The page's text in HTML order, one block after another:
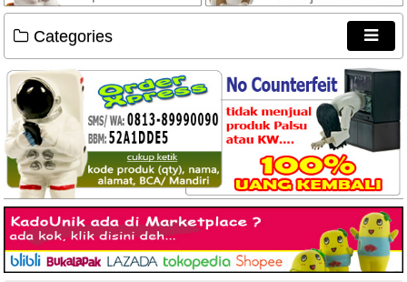
Categories